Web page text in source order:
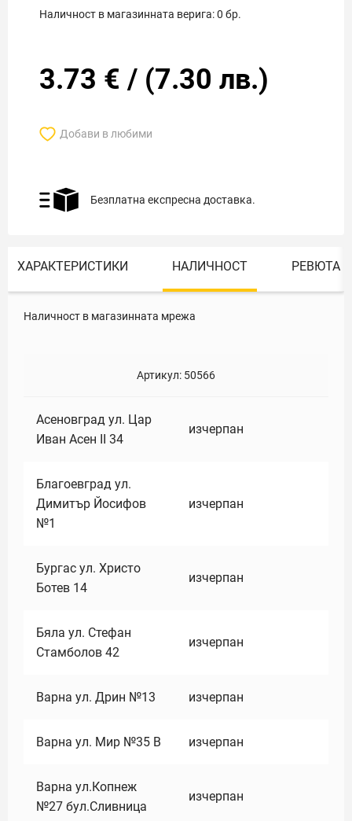
Наличност в магазинната верига:0 бр.
3.73 € / (7.30 лв.)
Добави в любими
Безплатна експресна доставка.
ХАРАКТЕРИСТИКИ НАЛИЧНОСТ РЕВЮТА
Наличност в магазинната мрежа
Артикул: 50566
Асеновград ул. Цар
Иван Асен II 34
изчерпан
Благоевград ул.
Димитър Йосифов
№1
изчерпан
Бургас ул. Христо
Ботев 14
изчерпан
Бяла ул. Стефан
Стамболов 42
изчерпан
Варна ул. Дрин №13 изчерпан
Варна ул. Мир №35 В изчерпан
Варна ул.Копнеж
№27 бул.Сливница
изчерпан